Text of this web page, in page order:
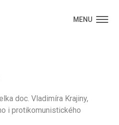
MENU
doc. Vladimíra Krajiny,
i protikomunistického